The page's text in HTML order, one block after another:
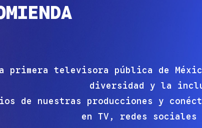
primera televisora pública de
diversidad y la
de nuestras producciones y
en TV, redes sociales y